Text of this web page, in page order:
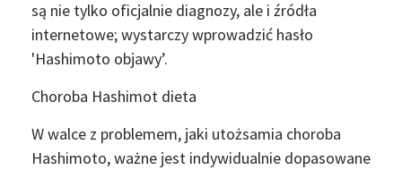
są nie tylko oficjalnie diagnozy, ale i źródła
internetowe; wystarczy wprowadzić hasło
'Hashimoto objawy’.
Choroba Hashimot dieta
W walce z problemem, jaki utożsamia choroba
Hashimoto, ważne jest indywidualnie dopasowane